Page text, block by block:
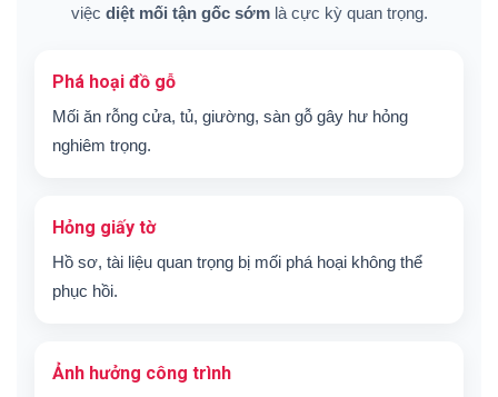
việc diệt mối tận gốc sớmlà cực kỳ quan trọng.
Phá hoại đồ gỗ
Mối ăn rỗng cửa, tủ, giường, sàn gỗ gây hư hỏng
nghiêm trọng.
Hỏng giấy tờ
Hồ sơ, tài liệu quan trọng bị mối phá hoại không thể
phục hồi.
Ảnh hưởng công trình